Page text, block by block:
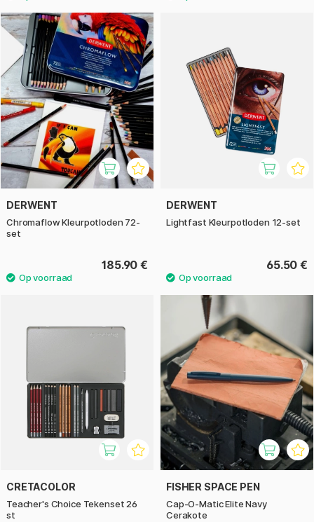
DERWENT
Chromaflow Kleurpotloden 72-
set
185.90 €
DERWENT
Lightfast Kleurpotloden 12-set
65.50 €
CRETACOLOR
Teacher's Choice Tekenset 26
st
FISHER SPACE PEN
Cap-O-Matic Elite Navy
Cerakote